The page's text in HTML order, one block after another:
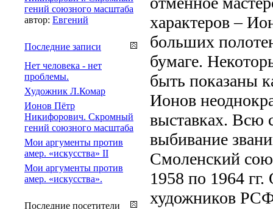
характеров –
больших
бумаге.
быть показаны
Ионов
выставках. Всю
выбивание
Смоленский
1958 по 1964
художников
гений союзного масштаба
автор: Евгений
Последние записи
Нет человека - нет
проблемы.
Художник Л.Комар
Ионов Пётр
Никифорович. Скромный
гений союзного масштаба
Мои аргументы против
амер. «искусства» II
Мои аргументы против
амер. «искусства».
Последние посетители